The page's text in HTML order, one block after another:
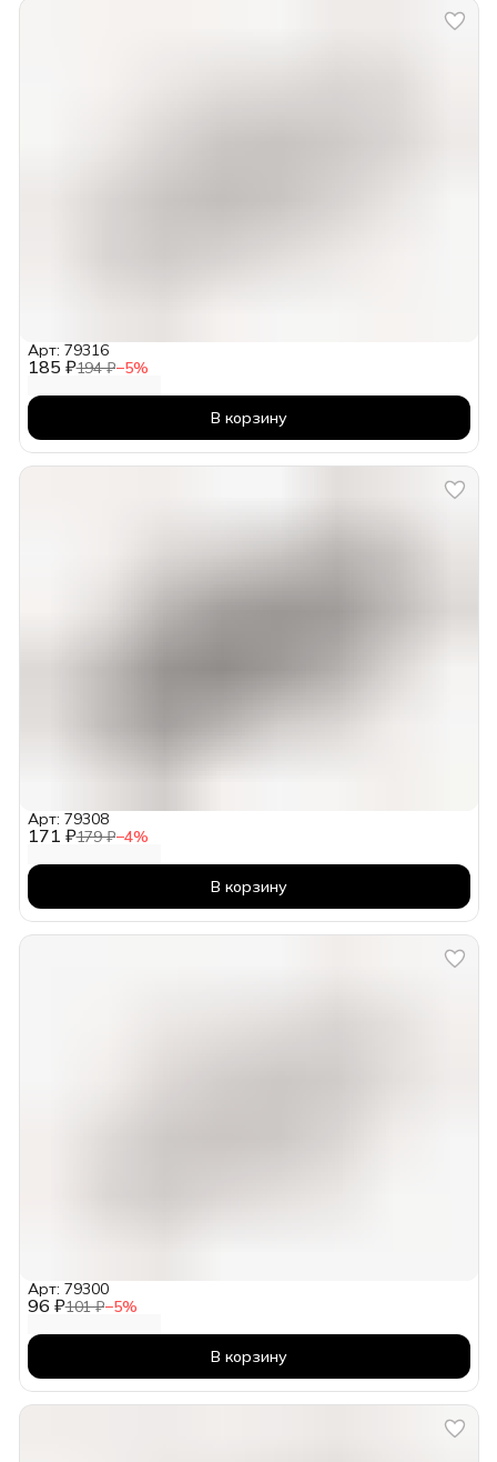
185 ₽194 ₽−5%
Арт: 79316
В корзину
171 ₽179 ₽−4%
Арт: 79308
В корзину
96 ₽101 ₽−5%
Арт: 79300
В корзину